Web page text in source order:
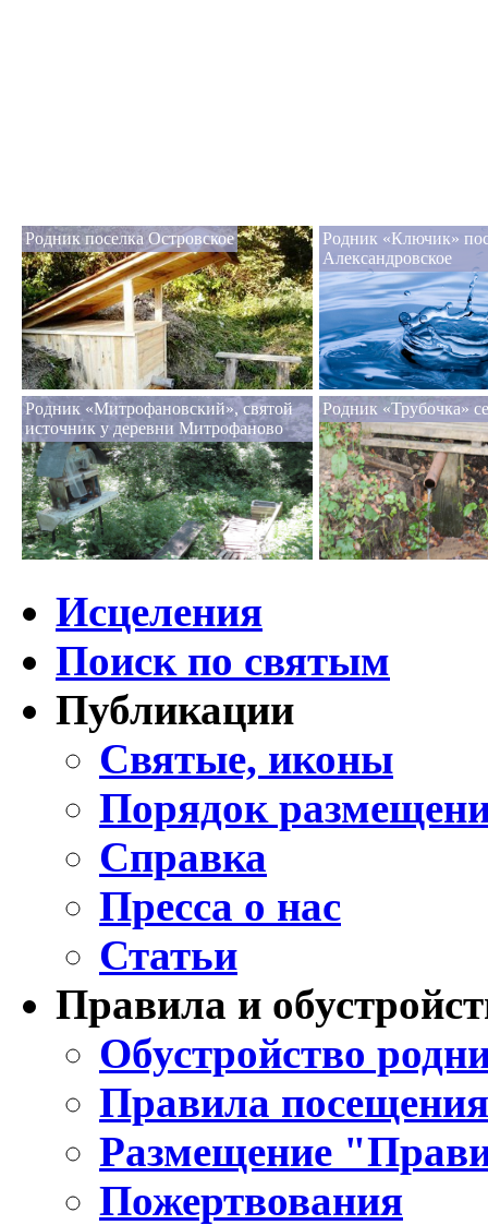
Родник поселка Островское
Родник «Ключик»
Александровское
Родник «Митрофановский», святой
источник у деревни Митрофаново
Родник «Трубочка»
Исцеления
Поиск по святым
Публикации
Святые, иконы
Порядок
Справка
Пресса о нас
Статьи
Правила и
Обустройство
Правила
Размещение
Пожертвования